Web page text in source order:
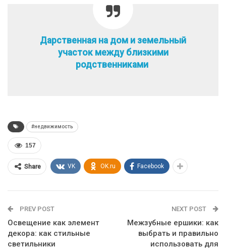
Дарственная на дом и земельный
участок между близкими
родственниками
#недвижимость
157
Share VK OK.ru Facebook
PREV POST
Освещение как элемент
декора: как стильные
светильники
NEXT POST
Межзубные ершики: как
выбрать и правильно
использовать для